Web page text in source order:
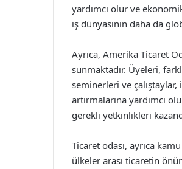
yardımcı olur ve
iş dünyasının daha da
Ayrıca, Amerika Ticaret
sunmaktadır. Üyeleri,
seminerleri ve
artırmalarına yardımcı
gerekli yetkinlikleri
Ticaret odası, ayrıca
ülkeler arası ticaretin